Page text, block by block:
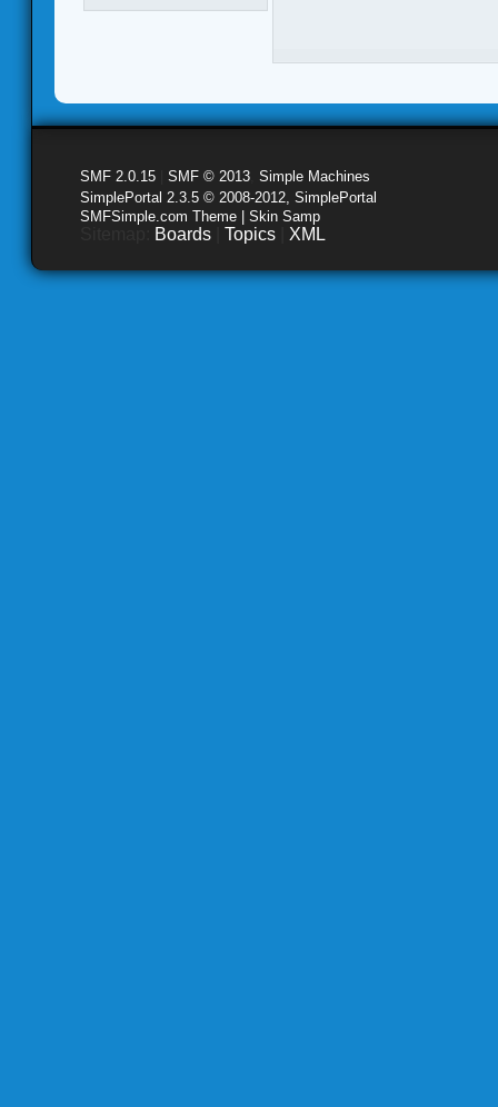
SMF 2.0.15 SMF © 2013 Simple Machines
SimplePortal 2.3.5 © 2008-2012, SimplePortal
SMFSimple.com Theme | Skin Samp
Boards Topics XML